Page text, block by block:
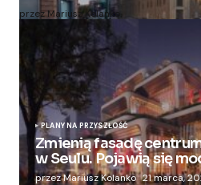
przez Mariusz Kolanko 20 lipca, 2024
PLANY NA PRZYSZŁOŚĆ
Zmienią fasadę
w Seulu. Pojawią się
przez Mariusz Kolanko 21 marca,